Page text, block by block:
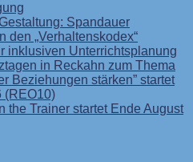
Spandauer
den „Verhaltenskodex“
inklusiven Unterrichtsplanung
in Reckahn zum Thema
Beziehungen stärken” startet
(REO10)
the Trainer startet Ende August